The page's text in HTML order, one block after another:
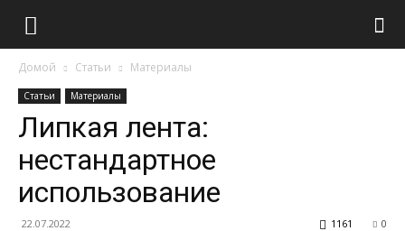
Домой Статьи Материалы
Статьи Материалы
Липкая лента:
нестандартное
использование
22.07.2022 0
1161